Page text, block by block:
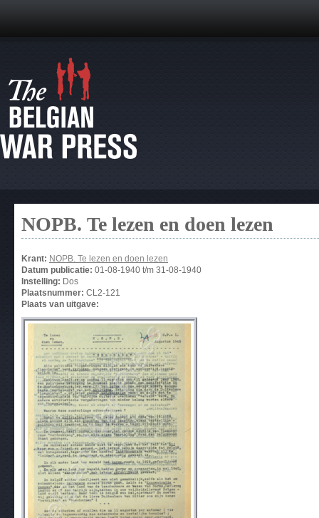
NOPB. Te lezen en doen lezen
Krant: NOPB. Te lezen en doen lezen
Datum publicatie: 01-08-1940 t/m 31-08-1940
Instelling: Dos
Plaatsnummer: CL2-121
Plaats van uitgave: